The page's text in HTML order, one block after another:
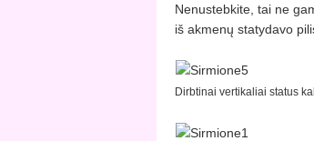
Nenustebkite, tai ne
iš akmenų statydavo
Dirbtinai vertikaliai status